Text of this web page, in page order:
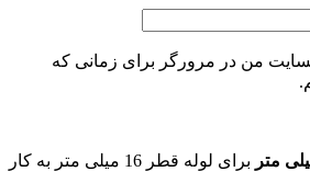
من در مرورگر برای زمانی که
برای لوله قطر 16 میلی متر به کار